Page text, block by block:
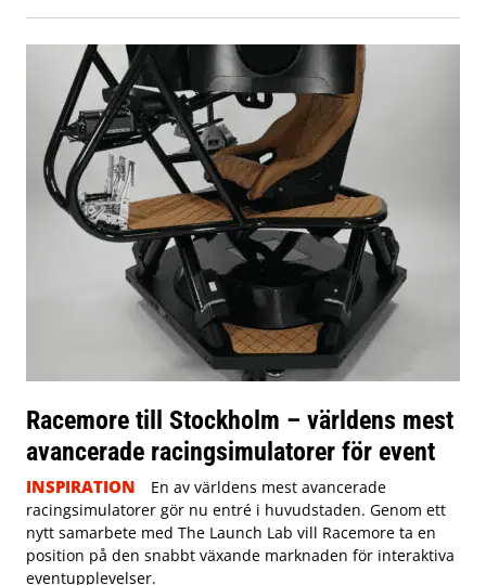
Racemore till Stockholm – världens mest
avancerade racingsimulatorer för event
INSPIRATION
En av världens mest avancerade
racingsimulatorer gör nu entré i huvudstaden. Genom ett
nytt samarbete med The Launch Lab vill Racemore ta en
position på den snabbt växande marknaden för interaktiva
eventupplevelser.